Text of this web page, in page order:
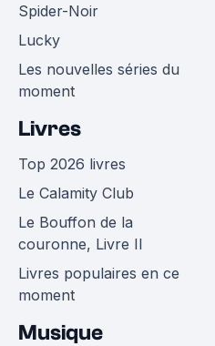
Spider-Noir
Lucky
Les nouvelles séries du
moment
Livres
Top 2026 livres
Le Calamity Club
Le Bouffon de la
couronne, Livre II
Livres populaires en ce
moment
Musique